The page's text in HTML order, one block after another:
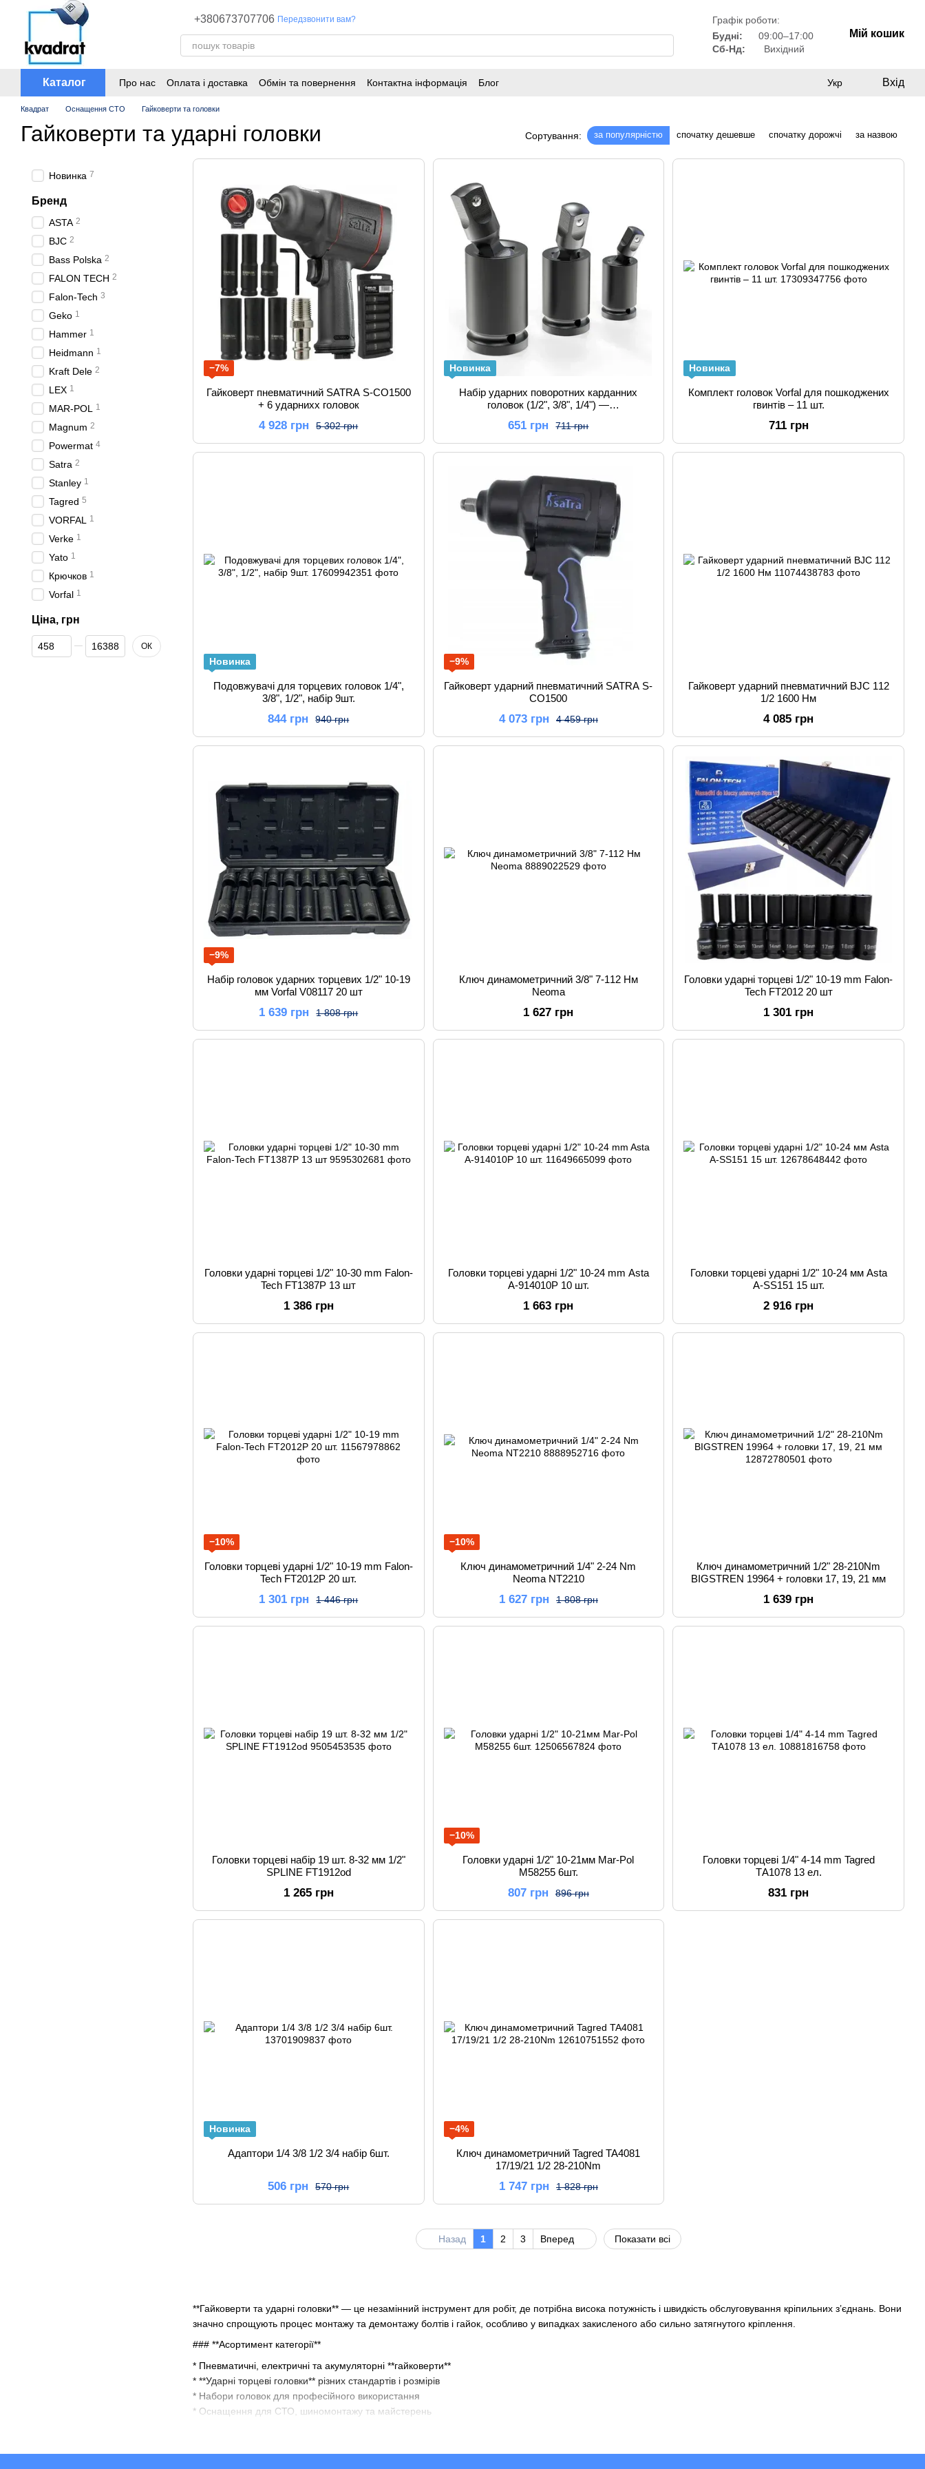
Перейти до основного контенту
+380673707706 Передзвонити вам?
Графік роботи:
Будні:
09:00–17:00
Сб-Нд:
Вихідний
Мій кошик
Каталог Про нас Оплата і доставка Обмін та повернення Контактна інформація Блог Укр Вхід
Квадрат Оснащення СТО Гайковерти та головки
Гайковерти та ударні головки Сортування: за популярністю спочатку дешевше спочатку дорожчі за назвою
**Гайковерти та ударні головки** — це незамінний інструмент для робіт, де потрібна висока потужність і швидкість обслуговування кріпильних з’єднань. Вони
значно спрощують процес монтажу та демонтажу болтів і гайок, особливо у випадках закисленого або сильно затягнутого кріплення.
### **Асортимент категорії**
* Пневматичні, електричні та акумуляторні **гайковерти**
* **Ударні торцеві головки** різних стандартів і розмірів
* Набори головок для професійного використання
* Оснащення для СТО, шиномонтажу та майстерень
* 🔩 **Високий крутний момент для складних з’єднань**
−7%
Гайковерт пневматичний SATRA S-CO1500
+ 6 ударнихх головок
5 302 грн
4 928 грн
Новинка
Набір ударних поворотних карданних
головок (1/2", 3/8", 1/4") —
711 грн
651 грн
Новинка
Комплект головок Vorfal для пошкоджених
гвинтів – 11 шт.
711 грн
Новинка
Подовжувачі для торцевих головок 1/4",
3/8", 1/2", набір 9шт.
940 грн
844 грн
−9%
Гайковерт ударний пневматичний SATRA S-
CO1500
4 459 грн
4 073 грн
Гайковерт ударний пневматичний BJC 112
1/2 1600 Нм
4 085 грн
−9%
Набір головок ударних торцевих 1/2" 10-19
мм Vorfal V08117 20 шт
1 808 грн
1 639 грн
Ключ динамометричний 3/8" 7-112 Нм
Neoma
1 627 грн
Головки ударні торцеві 1/2" 10-19 mm Falon-
Tech FT2012 20 шт
1 301 грн
Головки ударні торцеві 1/2" 10-30 mm Falon-
Tech FT1387P 13 шт
1 386 грн
Головки торцеві ударні 1/2" 10-24 mm Asta
A-914010P 10 шт.
1 663 грн
Головки торцеві ударні 1/2" 10-24 мм Asta
A-SS151 15 шт.
2 916 грн
−10%
Головки торцеві ударні 1/2" 10-19 mm Falon-
Tech FT2012P 20 шт.
1 446 грн
1 301 грн
−10%
Ключ динамометричний 1/4" 2-24 Nm
Neoma NT2210
1 808 грн
1 627 грн
Ключ динамометричний 1/2" 28-210Nm
BIGSTREN 19964 + головки 17, 19, 21 мм
1 639 грн
Головки торцеві набір 19 шт. 8-32 мм 1/2"
SPLINE FT1912od
1 265 грн
−10%
Головки ударні 1/2" 10-21мм Mar-Pol
M58255 6шт.
896 грн
807 грн
Головки торцеві 1/4" 4-14 mm Tagred
ТА1078 13 ел.
831 грн
Новинка
Адаптори 1/4 3/8 1/2 3/4 набір 6шт.
570 грн
506 грн
−4%
Ключ динамометричний Tagred TA4081
17/19/21 1/2 28-210Nm
1 828 грн
1 747 грн
Назад 1 2 3 Вперед Показати всі
Новинка 7
Бренд
ASTA 2
BJC 2
Bass Polska 2
FALON TECH 2
Falon-Tech 3
Geko 1
Hammer 1
Heidmann 1
Kraft Dele 2
LEX 1
MAR-POL 1
Magnum 2
Powermat 4
Satra 2
Stanley 1
Tagred 5
VORFAL 1
Verke 1
Yato 1
Крючков 1
Vorfal 1
Ціна, грн
Від Ціна, грн
До Ціна, грн ОК